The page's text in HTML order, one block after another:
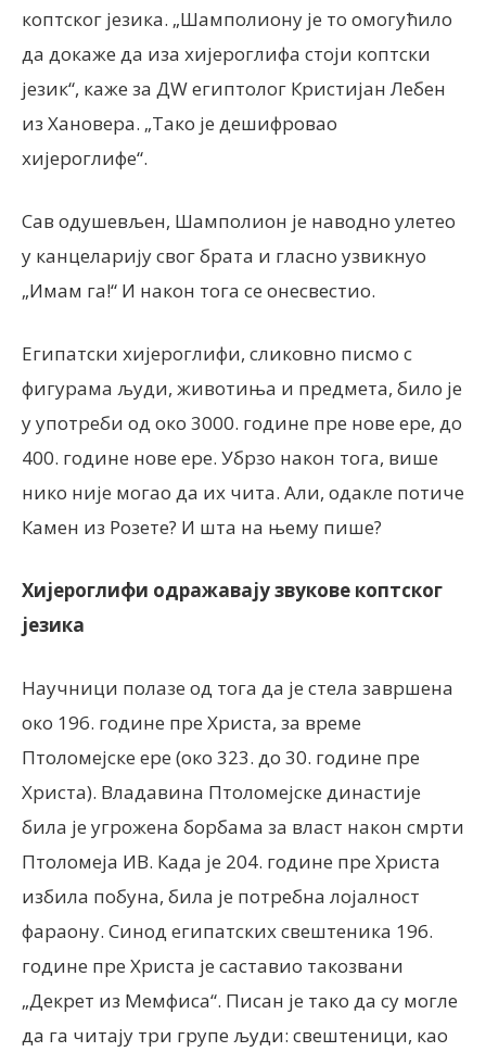
коптског језика. „Шамполиону је то омогућило
да докаже да иза хијероглифа стоји коптски
језик“, каже за ДW египтолог Кристијан Лебен
из Хановера. „Тако је дешифровао
хијероглифе“.
Сав одушевљен, Шамполион је наводно улетео
у канцеларију свог брата и гласно узвикнуо
„Имам га!“ И након тога се онесвестио.
Египатски хијероглифи, сликовно писмо с
фигурама људи, животиња и предмета, било је
у употреби од око 3000. године пре нове ере, до
400. године нове ере. Убрзо након тога, више
нико није могао да их чита. Али, одакле потиче
Камен из Розете? И шта на њему пише?
Хијероглифи одражавају звукове коптског
језика
Научници полазе од тога да је стела завршена
око 196. године пре Христа, за време
Птоломејске ере (око 323. до 30. године пре
Христа). Владавина Птоломејске династије
била је угрожена борбама за власт након смрти
Птоломеја ИВ. Када је 204. године пре Христа
избила побуна, била је потребна лојалност
фараону. Синод египатских свештеника 196.
године пре Христа је саставио такозвани
„Декрет из Мемфиса“. Писан је тако да су могле
да га читају три групе људи: свештеници, као